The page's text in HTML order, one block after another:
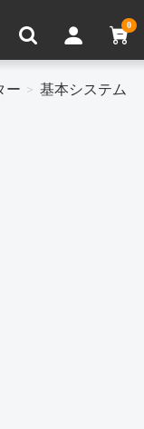
0
ー
基本システム